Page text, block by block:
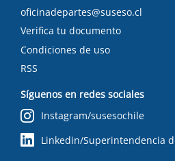
oficinadepartes@suseso.cl
Verifica tu documento
Condiciones de uso
RSS
Síguenos en redes sociales
Instagram/susesochile
Linkedin/Superintendencia